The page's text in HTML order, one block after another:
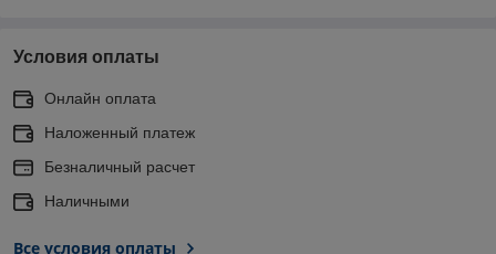
Условия оплаты
Онлайн оплата
Наложенный платеж
Безналичный расчет
Наличными
Все условия оплаты